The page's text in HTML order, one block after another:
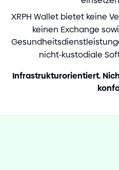
XRPH Wallet bietet keine
keinen Exchange
nicht-kustodiale
Infrastrukturorientiert.